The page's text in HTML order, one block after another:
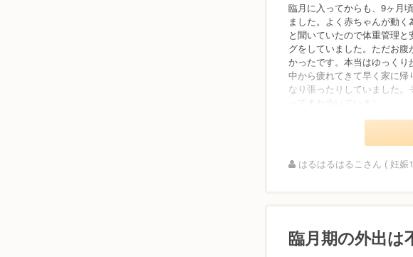
臨月に入ってからも、9ヶ月
ました。よく赤ちゃんが動
と聞いていたので体重管理
グをしていました。ただお
かったです。本当はゆっく
中から疲れてきて早く家に帰
なり張ったりしていました
ってまた歩いていまし...
はるはるはるこさん ( 妊娠
臨月期の外出は